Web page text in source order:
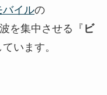
バイルの
を集中させる『 ビ
います。